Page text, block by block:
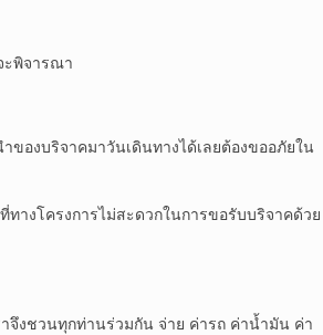
ะพิจารณา
ของบริจาคมาวันเดินทางได้เลยต้องขออภัยใน
างโครงการไม่สะดวกในการขอรับบริจาคด้วย
าจึงชวนทุกท่านร่วมกัน จ่าย ค่ารถ ค่าน้ำมัน ค่า